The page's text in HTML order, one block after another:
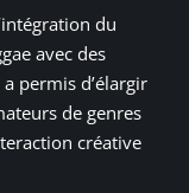
du
avec des
permis d’élargir
de genres
créative